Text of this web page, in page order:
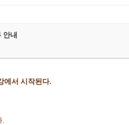
안내
에서 시작된다.
.